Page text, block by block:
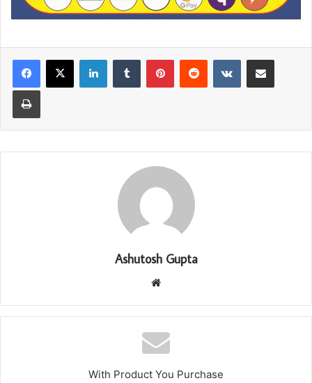
LinkedInTumblr PinterestReddit VKontakteShare via Email
Print
Ashutosh Gupta
With Product You Purchase